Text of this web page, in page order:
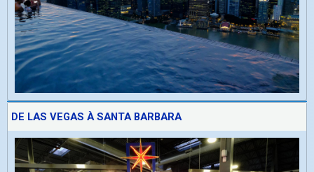
DE LAS VEGAS À SANTA BARBARA